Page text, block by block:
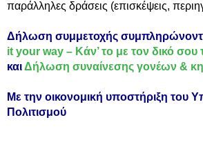
παράλληλες δράσεις (επισκέψεις,
Δήλωση συμμετοχής
it your way – Κάν’ το με τον δικό σου
καιΔήλωση συναίνεσης γονέων &
Με την οικονομική υποστήριξη του
Πολιτισμού